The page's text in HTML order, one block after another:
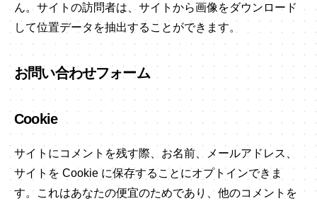
ん。サイトの訪問者は、サイトから画像をダウンロード
して位置データを抽出することができます。
お問い合わせフォーム
Cookie
サイトにコメントを残す際、お名前、メールアドレス、
サイトを Cookie に保存することにオプトインできま
す。これはあなたの便宜のためであり、他のコメントを